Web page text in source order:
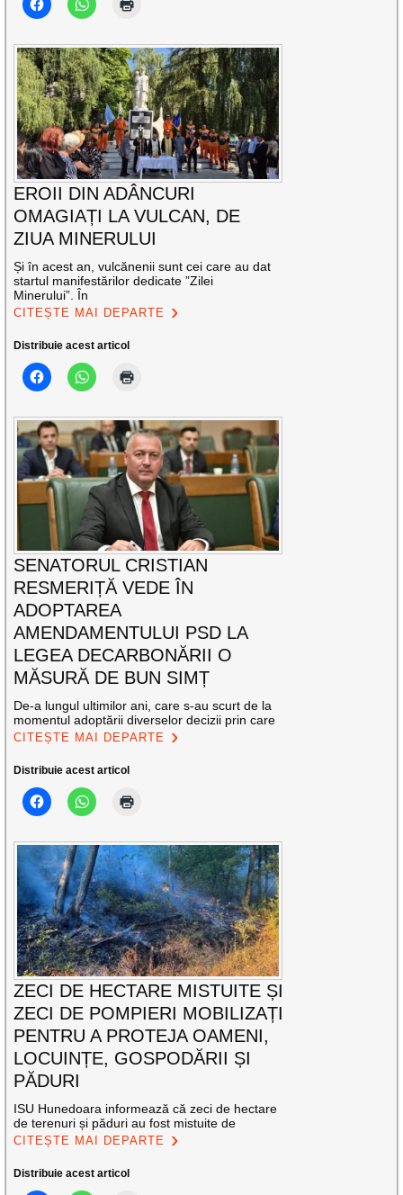
EROII DIN ADÂNCURI
OMAGIAȚI LA VULCAN, DE
ZIUA MINERULUI
Și în acest an, vulcănenii sunt cei care au dat
startul manifestărilor dedicate ”Zilei
Minerului”. În
CITEȘTE MAI DEPARTE
Distribuie acest articol
SENATORUL CRISTIAN
RESMERIȚĂ VEDE ÎN
ADOPTAREA
AMENDAMENTULUI PSD LA
LEGEA DECARBONĂRII O
MĂSURĂ DE BUN SIMȚ
De-a lungul ultimilor ani, care s-au scurt de la
momentul adoptării diverselor decizii prin care
CITEȘTE MAI DEPARTE
Distribuie acest articol
ZECI DE HECTARE MISTUITE ȘI
ZECI DE POMPIERI MOBILIZAȚI
PENTRU A PROTEJA OAMENI,
LOCUINȚE, GOSPODĂRII ȘI
PĂDURI
ISU Hunedoara informează că zeci de hectare
de terenuri și păduri au fost mistuite de
CITEȘTE MAI DEPARTE
Distribuie acest articol